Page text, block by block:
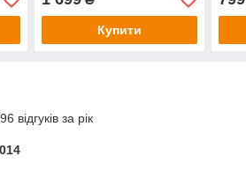
Купити
відгуків за рік